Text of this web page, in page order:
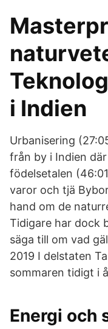
i Indien
Urbanisering
från by i Indien
födelsetalen
varor och tjä
hand om de
Tidigare har dock
säga till om vad
2019 I delstaten
sommaren tidigt i
Energi och